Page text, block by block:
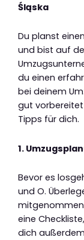
Śląska
Du planst
und bist auf
du einen
bei deinem
gut
Tipps für dich.
1.
Bevor es
und O.
mitgenommen
eine
dich